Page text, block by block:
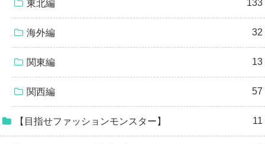
東北編 133
海外編 32
関東編 13
関西編 57
【目指せファッションモンスター】 11